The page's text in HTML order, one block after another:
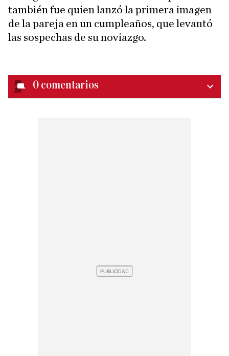
también fue quien lanzó la primera imagen
de la pareja en un cumpleaños, que levantó
las sospechas de su noviazgo.
0 comentarios